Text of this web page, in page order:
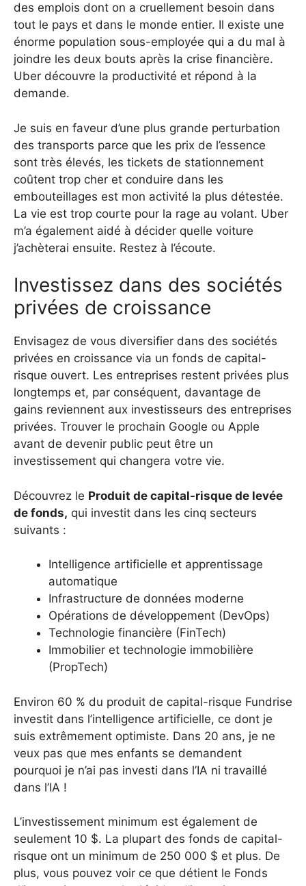
des emplois dont on a cruellement besoin dans
tout le pays et dans le monde entier. Il existe une
énorme population sous-employée qui a du mal à
joindre les deux bouts après la crise financière.
Uber découvre la productivité et répond à la
demande.
Je suis en faveur d’une plus grande perturbation
des transports parce que les prix de l’essence
sont très élevés, les tickets de stationnement
coûtent trop cher et conduire dans les
embouteillages est mon activité la plus détestée.
La vie est trop courte pour la rage au volant. Uber
m’a également aidé à décider quelle voiture
j’achèterai ensuite. Restez à l’écoute.
Investissez dans des sociétés
privées de croissance
Envisagez de vous diversifier dans des sociétés
privées en croissance via un fonds de capital-
risque ouvert. Les entreprises restent privées plus
longtemps et, par conséquent, davantage de
gains reviennent aux investisseurs des entreprises
privées. Trouver le prochain Google ou Apple
avant de devenir public peut être un
investissement qui changera votre vie.
Découvrez le Produit de capital-risque de levée
de fonds, qui investit dans les cinq secteurs
suivants :
Intelligence artificielle et apprentissage
automatique
Infrastructure de données moderne
Opérations de développement (DevOps)
Technologie financière (FinTech)
Immobilier et technologie immobilière
(PropTech)
Environ 60 % du produit de capital-risque Fundrise
investit dans l’intelligence artificielle, ce dont je
suis extrêmement optimiste. Dans 20 ans, je ne
veux pas que mes enfants se demandent
pourquoi je n’ai pas investi dans l’IA ni travaillé
dans l’IA !
L’investissement minimum est également de
seulement 10 $. La plupart des fonds de capital-
risque ont un minimum de 250 000 $ et plus. De
plus, vous pouvez voir ce que détient le Fonds